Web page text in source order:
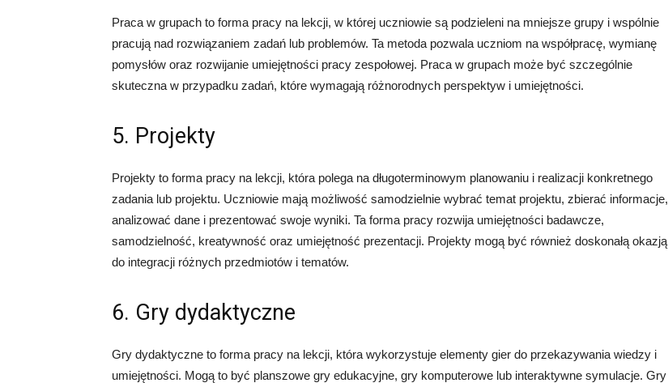
Praca w grupach to forma pracy na lekcji, w której uczniowie są podzieleni na mniejsze grupy i wspólnie
pracują nad rozwiązaniem zadań lub problemów. Ta metoda pozwala uczniom na współpracę, wymianę
pomysłów oraz rozwijanie umiejętności pracy zespołowej. Praca w grupach może być szczególnie
skuteczna w przypadku zadań, które wymagają różnorodnych perspektyw i umiejętności.
5. Projekty
Projekty to forma pracy na lekcji, która polega na długoterminowym planowaniu i realizacji konkretnego
zadania lub projektu. Uczniowie mają możliwość samodzielnie wybrać temat projektu, zbierać informacje,
analizować dane i prezentować swoje wyniki. Ta forma pracy rozwija umiejętności badawcze,
samodzielność, kreatywność oraz umiejętność prezentacji. Projekty mogą być również doskonałą okazją
do integracji różnych przedmiotów i tematów.
6. Gry dydaktyczne
Gry dydaktyczne to forma pracy na lekcji, która wykorzystuje elementy gier do przekazywania wiedzy i
umiejętności. Mogą to być planszowe gry edukacyjne, gry komputerowe lub interaktywne symulacje. Gry